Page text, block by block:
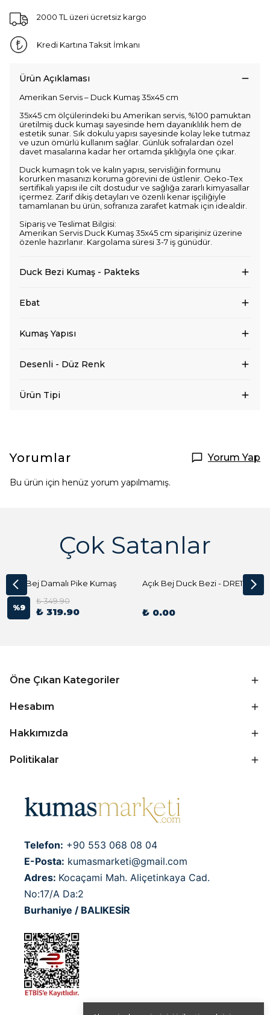
2000 TL üzeri ücretsiz kargo
Kredi Kartına Taksit İmkanı
Ürün Açıklaması
Amerikan Servis – Duck Kumaş 35x45 cm
35x45 cm ölçülerindeki bu Amerikan servis, %100 pamuktan
üretilmiş duck kumaşı sayesinde hem dayanıklılık hem de
estetik sunar. Sık dokulu yapısı sayesinde kolay leke tutmaz
ve uzun ömürlü kullanım sağlar. Günlük sofralardan özel
davet masalarına kadar her ortamda şıklığıyla öne çıkar.
Duck kumaşın tok ve kalın yapısı, servisliğin formunu
korurken masanızı koruma görevini de üstlenir. Oeko-Tex
sertifikalı yapısı ile cilt dostudur ve sağlığa zararlı kimyasallar
içermez. Zarif dikiş detayları ve özenli kenar işçiliğiyle
tamamlanan bu ürün, sofranıza zarafet katmak için idealdir.
Sipariş ve Teslimat Bilgisi:
Amerikan Servis Duck Kumaş 35x45 cm siparişiniz üzerine
özenle hazırlanır. Kargolama süresi 3-7 iş günüdür.
Duck Bezi Kumaş - Pakteks
Ebat
Kumaş Yapısı
Desenli - Düz Renk
Ürün Tipi
Yorumlar Yorum Yap
Bu ürün için henüz yorum yapılmamış.
Çok Satanlar
Açık Bej Damalı Pike Kumaş
%9
₺ 349.90
₺ 319.90
Açık Bej Duck Bezi - DRE1144 Kumaş Peçete
₺ 0.00
Öne Çıkan Kategoriler
Hesabım
Hakkımızda
Politikalar
Telefon: +90 553 068 08 04
E-Posta: kumasmarketi@gmail.com
Adres: Kocaçami Mah. Aliçetinkaya Cad.
No:17/A Da:2
Burhaniye / BALIKESİR